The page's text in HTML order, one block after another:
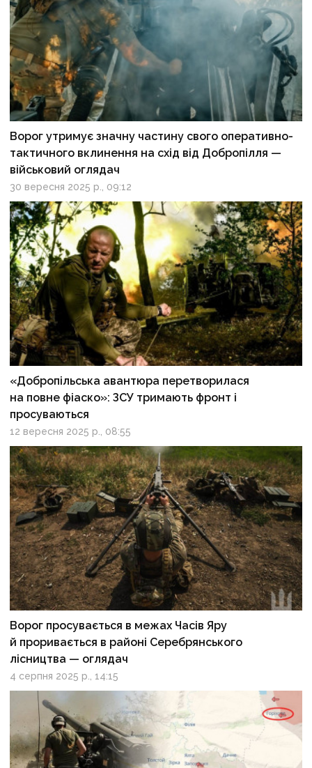
Ворог утримує значну частину свого оперативно-
тактичного вклинення на схід від Добропілля —
військовий оглядач
30 вересня 2025 р., 09:12
«Добропільська авантюра перетворилася
на повне фіаско»: ЗСУ тримають фронт і
просуваються
12 вересня 2025 р., 08:55
Ворог просувається в межах Часів Яру
й проривається в районі Серебрянського
лісництва — оглядач
4 серпня 2025 р., 14:15